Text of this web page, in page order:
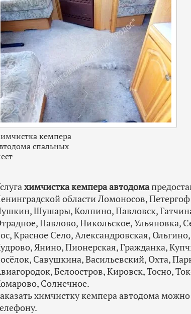
кемпера
спальных
химчистка кемпера автодома
области Ломоносов,
Шушары, Колпино, Павловск,
Павлово, Никольское, Ульяновка,
Красное Село, Александровская,
Янино, Пионерская, Гражданка,
Савушкина, Васильевский, Охта,
Белоостров, Кировск, Тосно,
Солнечное.
химчистку кемпера автодома